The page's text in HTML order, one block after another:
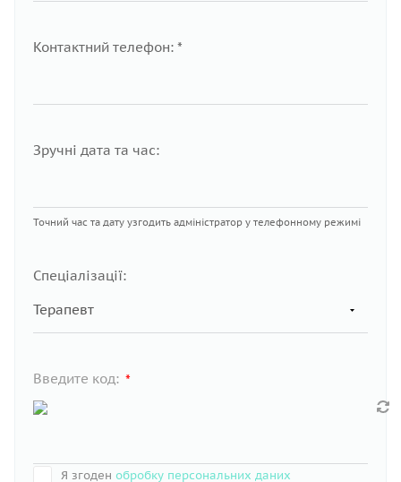
Контактний телефон: *
Зручні дата та час:
Точний час та дату узгодить адміністратор у телефонному режимі
Спеціалізації:
Введите код: *
Я згоден обробку персональних даних